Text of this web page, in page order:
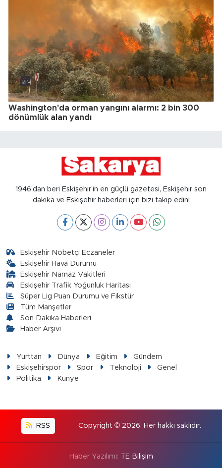
Washington'da orman yangını alarmı: 2 bin 300
dönümlük alan yandı
1946’dan beri Eskişehir’in en güçlü gazetesi, Eskişehir son
dakika ve Eskişehir haberleri için bizi takip edin!
Eskişehir Nöbetçi Eczaneler
Eskişehir Hava Durumu
Eskişehir Namaz Vakitleri
Eskişehir Trafik Yoğunluk Haritası
Süper Lig Puan Durumu ve Fikstür
Tüm Manşetler
Son Dakika Haberleri
Haber Arşivi
Yurttan Dünya Eğitim
Gündem
Eskişehirspor
Spor Teknoloji
Genel
Politika
Künye
RSS Copyright © 2026. Her hakkı saklıdır.
Haber Yazılımı: TE Bilişim